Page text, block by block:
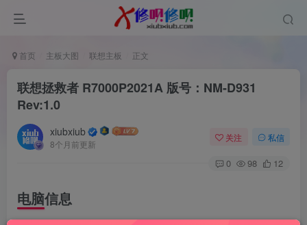
首页 主板大图 联想主板 正文
联想拯救者 R7000P2021A 版号：NM-D931
Rev:1.0
xiubxiub
8个月前更新
关注 私信
0 98 12
电脑信息